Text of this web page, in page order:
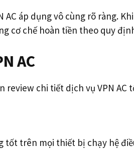
AC áp dụng vô cùng rõ ràng.
cơ chế hoàn tiền theo quy
AC
review chi tiết dịch vụ VPN AC
tốt trên mọi thiết bị chạy hệ